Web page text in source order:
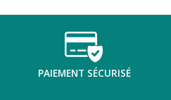
TENTER L'ART POUR
PAIEMENT SÉCURISÉ